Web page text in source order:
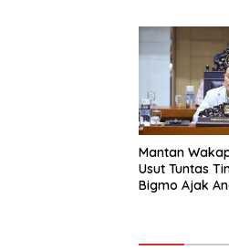
Mantan
Usut Tuntas
Bigmo Ajak